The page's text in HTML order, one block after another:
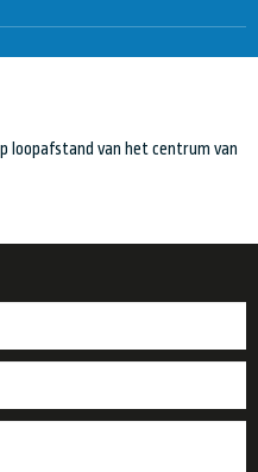
loopafstand van het centrum van